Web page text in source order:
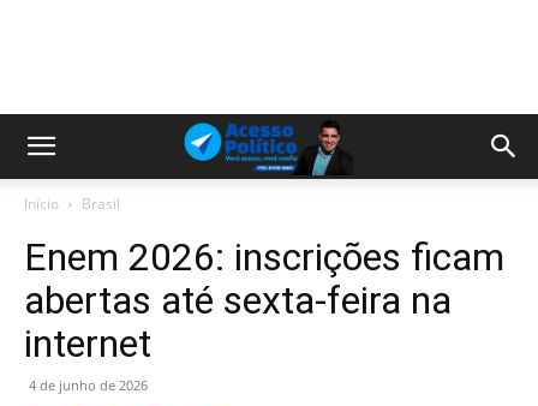
Início Brasil
Enem 2026: inscrições ficam
abertas até sexta-feira na
internet
4 de junho de 2026